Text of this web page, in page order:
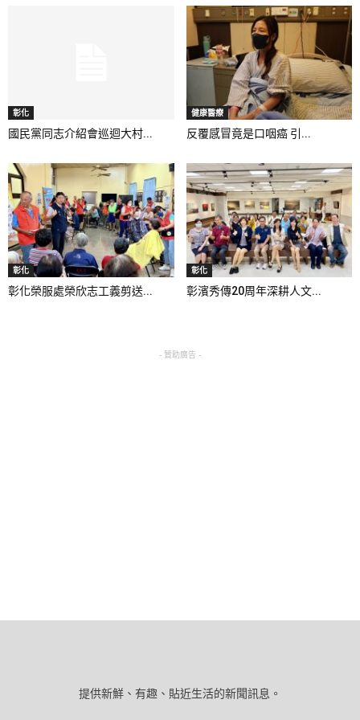
彰化
國民黨同志介紹會巡迴大村...
健康醫療
反覆感冒竟是口咽癌 引...
彰化
彰化榮服處榮欣志工義剪送...
彰化
彰濱秀傳20周年深耕人文...
- 贊助廣告 -
提供新鮮、有趣、貼近生活的新聞訊息。